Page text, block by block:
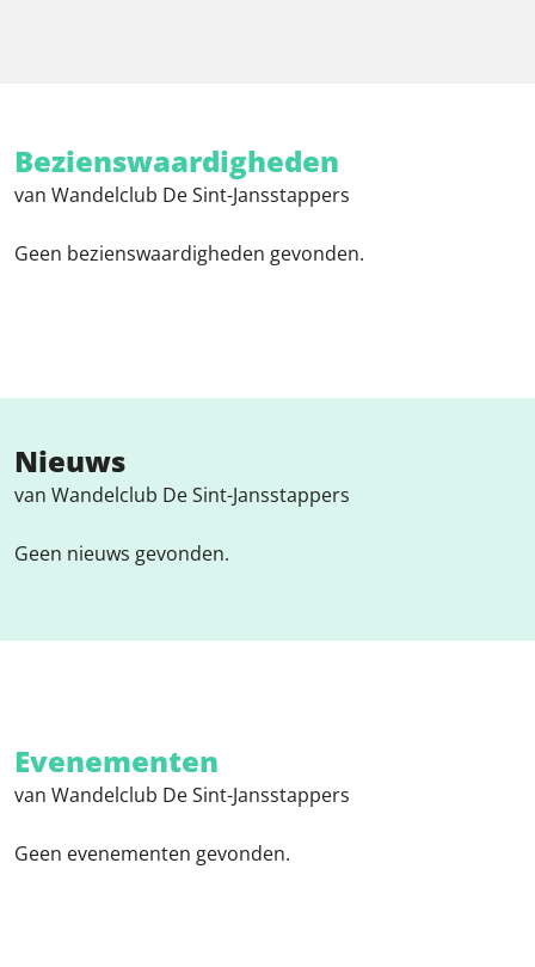
Bezienswaardigheden
van Wandelclub De Sint-Jansstappers
Geen bezienswaardigheden gevonden.
Nieuws
van Wandelclub De Sint-Jansstappers
Geen nieuws gevonden.
Evenementen
van Wandelclub De Sint-Jansstappers
Geen evenementen gevonden.